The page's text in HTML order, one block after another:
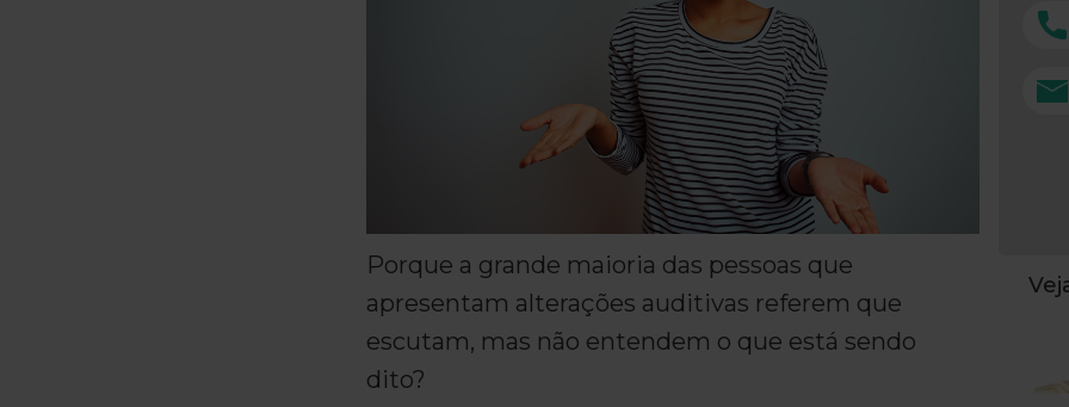
Porque a grande maioria das pessoas que
apresentam alterações auditivas referem que
escutam, mas não entendem o que está sendo
dito?